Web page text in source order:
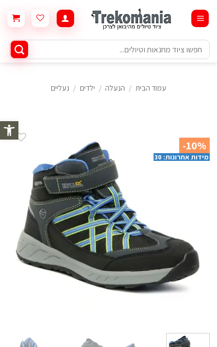
פתח
content
חיפוש
עבור:
עמוד הבית / הנעלה / ילדים / נעליים
-10%
מידות אחרונות: 30